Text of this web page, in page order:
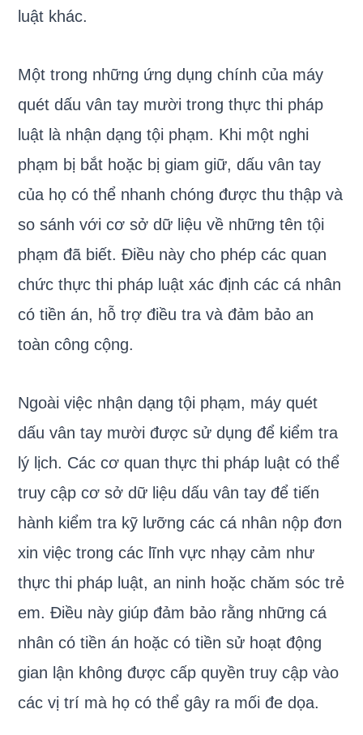
luật khác.
Một trong những ứng dụng chính của máy
quét dấu vân tay mười trong thực thi pháp
luật là nhận dạng tội phạm. Khi một nghi
phạm bị bắt hoặc bị giam giữ, dấu vân tay
của họ có thể nhanh chóng được thu thập và
so sánh với cơ sở dữ liệu về những tên tội
phạm đã biết. Điều này cho phép các quan
chức thực thi pháp luật xác định các cá nhân
có tiền án, hỗ trợ điều tra và đảm bảo an
toàn công cộng.
Ngoài việc nhận dạng tội phạm, máy quét
dấu vân tay mười được sử dụng để kiểm tra
lý lịch. Các cơ quan thực thi pháp luật có thể
truy cập cơ sở dữ liệu dấu vân tay để tiến
hành kiểm tra kỹ lưỡng các cá nhân nộp đơn
xin việc trong các lĩnh vực nhạy cảm như
thực thi pháp luật, an ninh hoặc chăm sóc trẻ
em. Điều này giúp đảm bảo rằng những cá
nhân có tiền án hoặc có tiền sử hoạt động
gian lận không được cấp quyền truy cập vào
các vị trí mà họ có thể gây ra mối đe dọa.